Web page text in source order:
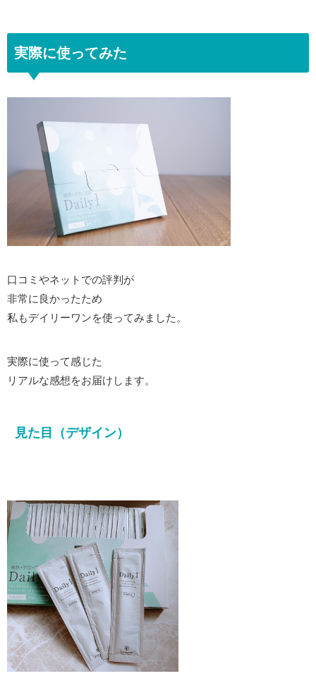
実際に使ってみた
口コミやネットでの評判が
非常に良かったため
私もデイリーワンを使ってみました。
実際に使って感じた
リアルな感想をお届けします。
見た目（デザイン）